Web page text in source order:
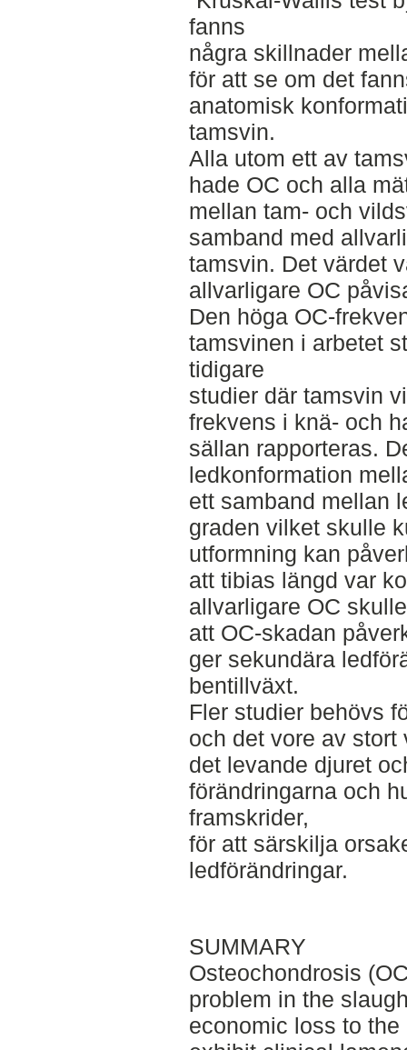
fanns
några skillnader
för att se om det
anatomisk
tamsvin.
Alla utom ett av
hade OC och alla
mellan tam- och
samband med
tamsvin. Det värdet
allvarligare OC
Den höga OC-
tamsvinen i arbetet
tidigare
studier där tamsvin
frekvens i knä- och
sällan rapporteras.
ledkonformation
ett samband mellan
graden vilket skulle
utformning kan
att tibias längd var
allvarligare OC
att OC-skadan
ger sekundära
bentillväxt.
Fler studier behövs
och det vore av stort
det levande djuret
förändringarna och
framskrider,
för att särskilja
ledförändringar.
SUMMARY
Osteochondrosis
problem in the
economic loss to